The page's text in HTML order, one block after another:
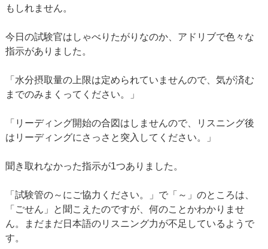
もしれません。
今日の試験官はしゃべりたがりなのか、アドリブで色々な
指示がありました。
「水分摂取量の上限は定められていませんので、気が済む
までのみまくってください。」
「リーディング開始の合図はしませんので、リスニング後
はリーディングにさっさと突入してください。」
聞き取れなかった指示が1つありました。
「試験管の～にご協力ください。」で「～」のところは、
「ごせん」と聞こえたのですが、何のことかわかりませ
ん。まだまだ日本語のリスニング力が不足しているようで
す。